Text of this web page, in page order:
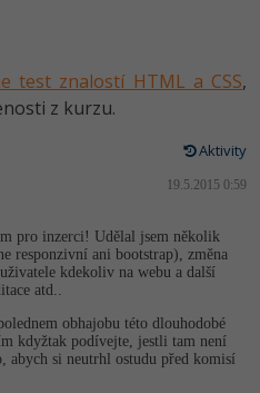
-10%
test znalostí HTML a CSS,
z kurzu.
Aktivity
19.5.2015 0:59
pro inzerci! Udělal jsem několik
responzivní ani bootstrap), změna
kdekoliv na webu a další
atd..
obhajobu této dlouhodobé
kdyžtak podívejte, jestli tam není
abych si neutrhl ostudu před komisí